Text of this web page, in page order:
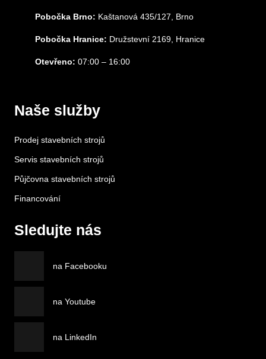
Pobočka Brno: Kaštanová 435/127, Brno
Pobočka Hranice: Družstevní 2169, Hranice
Otevřeno: 07:00 – 16:00
Naše služby
Prodej stavebních strojů
Servis stavebních strojů
Půjčovna stavebních strojů
Financování
Sledujte nás
na Facebooku
na Youtube
na LinkedIn